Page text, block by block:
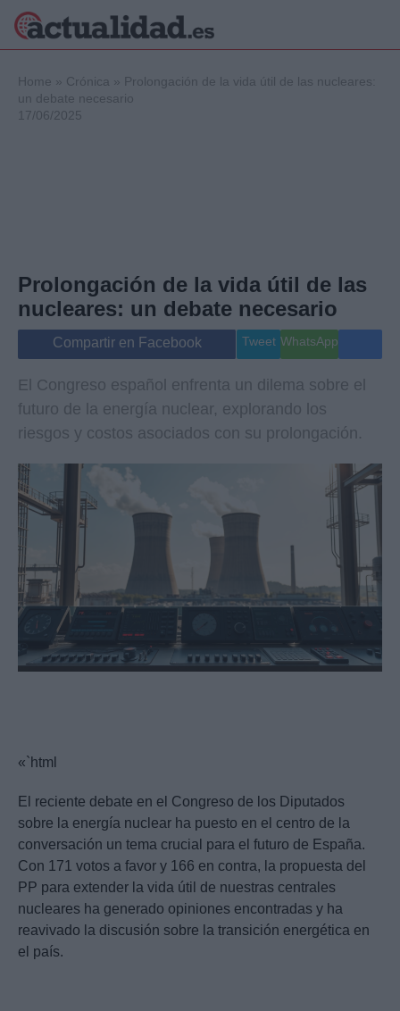
Internacional
Viajes
Gente
Musica
Home » Crónica » Prolongación de la vida útil de las nucleares:
un debate necesario
17/06/2025
Prolongación de la vida útil de las
nucleares: un debate necesario
Compartir en Facebook Tweet WhatsApp
El Congreso español enfrenta un dilema sobre el
futuro de la energía nuclear, explorando los
riesgos y costos asociados con su prolongación.
«`html
El reciente debate en el Congreso de los Diputados
sobre la energía nuclear ha puesto en el centro de la
conversación un tema crucial para el futuro de España.
Con 171 votos a favor y 166 en contra, la propuesta del
PP para extender la vida útil de nuestras centrales
nucleares ha generado opiniones encontradas y ha
reavivado la discusión sobre la transición energética en
el país.